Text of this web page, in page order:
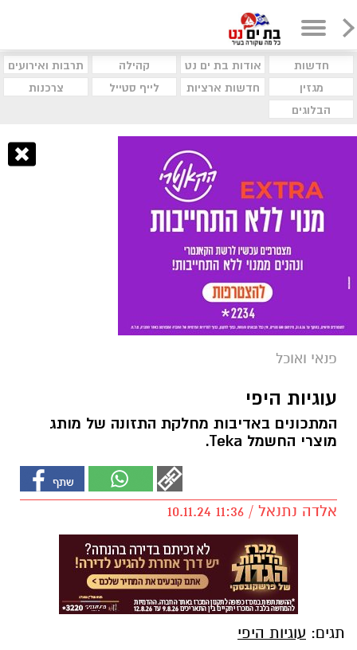
חדשות אודות בת ים נט קהילה
תרבות ואירועים
מגזין
חדשות ארציות לייף סטייל
צרכנות
הבלוגים
פנאי ואוכל
עוגיות היפי
המתכונים באדיבות מחלקת התזונה של מותג
מוצרי החשמל Teka.
אלדה נתנאל / 11:36 10.11.24
תגים: עוגיות היפי